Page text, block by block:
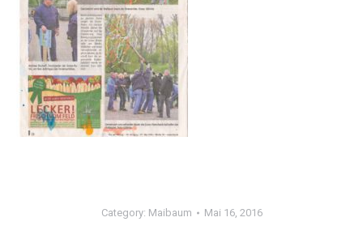
Category: Maibaum Mai 16, 2016